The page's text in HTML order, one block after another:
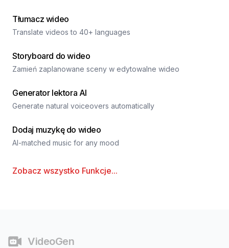
Tłumacz wideo
Translate videos to 40+ languages
Storyboard do wideo
Zamień zaplanowane sceny w edytowalne wideo
Generator lektora AI
Generate natural voiceovers automatically
Dodaj muzykę do wideo
AI-matched music for any mood
Zobacz wszystko Funkcje...
VideoGen